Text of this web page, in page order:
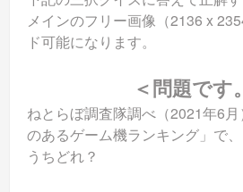
メインのフリー画像（2136 x
ド可能になります。
＜問題です
ねとらぼ調査隊調べ（2021年6
のあるゲーム機ランキング」で
うちどれ？